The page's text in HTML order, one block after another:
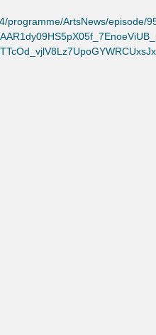
programme/ArtsNews/episode/